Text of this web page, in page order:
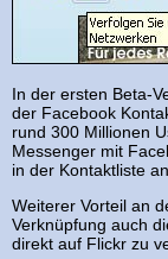
In der ersten Beta-
der Facebook
rund 300 Millionen
Messenger mit
in der Kontaktliste
Weiterer Vorteil an
Verknüpfung auch
direkt auf Flickr zu